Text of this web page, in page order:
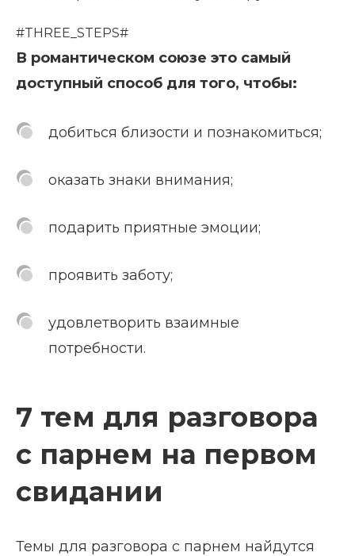
#THREE_STEPS#
В романтическом союзе это самый
доступный способ для того, чтобы:
добиться близости и познакомиться;
оказать знаки внимания;
подарить приятные эмоции;
проявить заботу;
удовлетворить взаимные
потребности.
7 тем для разговора
с парнем на первом
свидании
Темы для разговора с парнем найдутся